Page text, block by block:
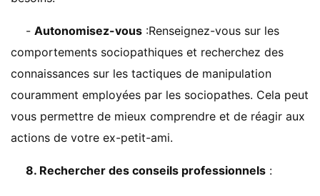
- Autonomisez-vous :Renseignez-vous sur les
comportements sociopathiques et recherchez des
connaissances sur les tactiques de manipulation
couramment employées par les sociopathes. Cela peut
vous permettre de mieux comprendre et de réagir aux
actions de votre ex-petit-ami.
8. Rechercher des conseils professionnels :